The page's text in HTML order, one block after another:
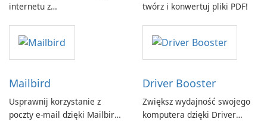
internetu z
GmbH!
twórz i konwertuj pliki PDF!
Mailbird
Usprawnij korzystanie z
poczty e-mail dzięki Mailbird
Driver Booster
Zwiększ wydajność swojego
komputera dzięki Driver